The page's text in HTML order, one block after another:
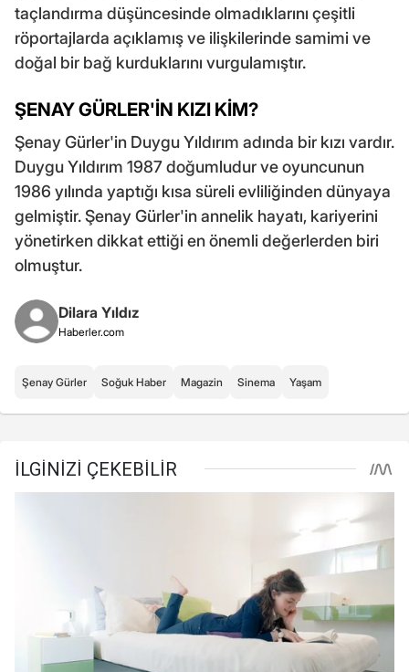
taçlandırma düşüncesinde olmadıklarını çeşitli
röportajlarda açıklamış ve ilişkilerinde samimi ve
doğal bir bağ kurduklarını vurgulamıştır.
ŞENAY GÜRLER'İN KIZI KİM?
Şenay Gürler'in Duygu Yıldırım adında bir kızı vardır.
Duygu Yıldırım 1987 doğumludur ve oyuncunun
1986 yılında yaptığı kısa süreli evliliğinden dünyaya
gelmiştir. Şenay Gürler'in annelik hayatı, kariyerini
yönetirken dikkat ettiği en önemli değerlerden biri
olmuştur.
Dilara Yıldız
Haberler.com
Şenay Gürler Soğuk Haber Magazin Sinema Yaşam